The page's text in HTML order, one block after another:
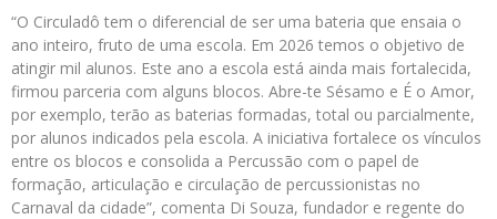
“O Circuladô tem o diferencial de ser uma bateria que ensaia o
ano inteiro, fruto de uma escola. Em 2026 temos o objetivo de
atingir mil alunos. Este ano a escola está ainda mais fortalecida,
firmou parceria com alguns blocos. Abre-te Sésamo e É o Amor,
por exemplo, terão as baterias formadas, total ou parcialmente,
por alunos indicados pela escola. A iniciativa fortalece os vínculos
entre os blocos e consolida a Percussão com o papel de
formação, articulação e circulação de percussionistas no
Carnaval da cidade”, comenta Di Souza, fundador e regente do